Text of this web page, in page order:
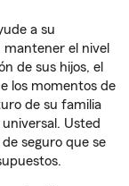
a su
mantener el nivel
de sus hijos, el
los momentos de
de su familia
Usted
seguro que se